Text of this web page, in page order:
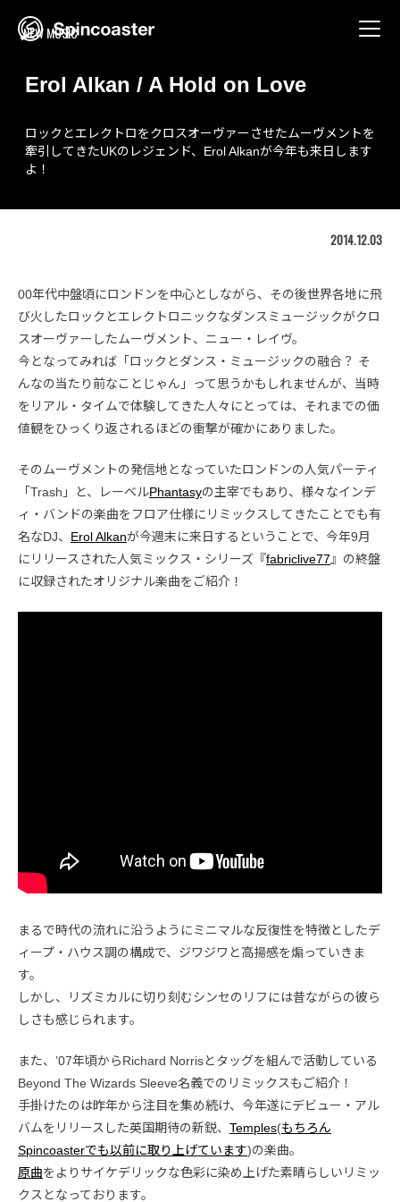
NEW MUSIC
Erol Alkan / A Hold on Love
ロックとエレクトロをクロスオーヴァーさせたムーヴメントを
牽引してきたUKのレジェンド、Erol Alkanが今年も来日します
よ！
2014.12.03
00年代中盤頃にロンドンを中心としながら、その後世界各地に飛
び火したロックとエレクトロニックなダンスミュージックがクロ
スオーヴァーしたムーヴメント、ニュー・レイヴ。
今となってみれば「ロックとダンス・ミュージックの融合？ そ
んなの当たり前なことじゃん」って思うかもしれませんが、当時
をリアル・タイムで体験してきた人々にとっては、それまでの価
値観をひっくり返されるほどの衝撃が確かにありました。
そのムーヴメントの発信地となっていたロンドンの人気パーティ
「Trash」と、レーベルPhantasyの主宰でもあり、様々なインデ
ィ・バンドの楽曲をフロア仕様にリミックスしてきたことでも有
名なDJ、 Erol Alkanが今週末に来日するということで、今年9月
にリリースされた人気ミックス・シリーズ『fabriclive77 』の終盤
に収録されたオリジナル楽曲をご紹介！
まるで時代の流れに沿うようにミニマルな反復性を特徴としたデ
ィープ・ハウス調の構成で、ジワジワと高揚感を煽っていきま
す。
しかし、リズミカルに切り刻むシンセのリフには昔ながらの彼ら
しさも感じられます。
また、’07年頃からRichard Norrisとタッグを組んで活動している
Beyond The Wizards Sleeve名義でのリミックスもご紹介！
手掛けたのは昨年から注目を集め続け、今年遂にデビュー・アル
バムをリリースした英国期待の新鋭、 Temples(もちろん
Spincoasterでも以前に取り上げています)の楽曲。
原曲をよりサイケデリックな色彩に染め上げた素晴らしいリミッ
クスとなっております。